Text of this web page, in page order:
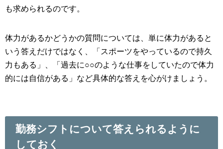
も求められるのです。
体力があるかどうかの質問については、単に体力があると
いう答えだけではなく、「スポーツをやっているので持久
力もある」、「過去に○○のような仕事をしていたので体力
的には自信がある」など具体的な答えを心がけましょう。
勤務シフトについて答えられるように
しておく